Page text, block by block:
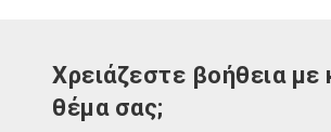
Χρειάζεστε βοήθεια με
θέμα σας;